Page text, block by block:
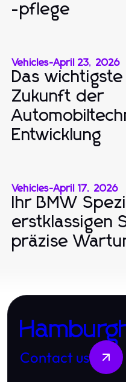
-pflege
Vehicles-April 23, 2026
Das
Zukunft der
Entwicklung
Vehicles-April 17, 2026
Ihr BMW
erstklassigen
präzise
Contact us